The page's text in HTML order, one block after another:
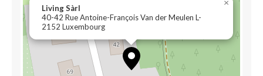
Living Sàrl
40-42 Rue Antoine-François Van der Meulen L-
2152 Luxembourg